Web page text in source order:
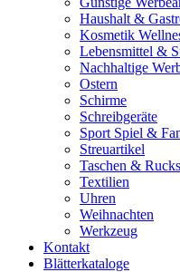
Haushalt &
Kosmetik
Lebensmittel &
Nachhaltige
Ostern
Schirme
Schreibgeräte
Sport Spiel &
Streuartikel
Taschen &
Textilien
Uhren
Weihnachten
Werkzeug
Kontakt
Blätterkataloge